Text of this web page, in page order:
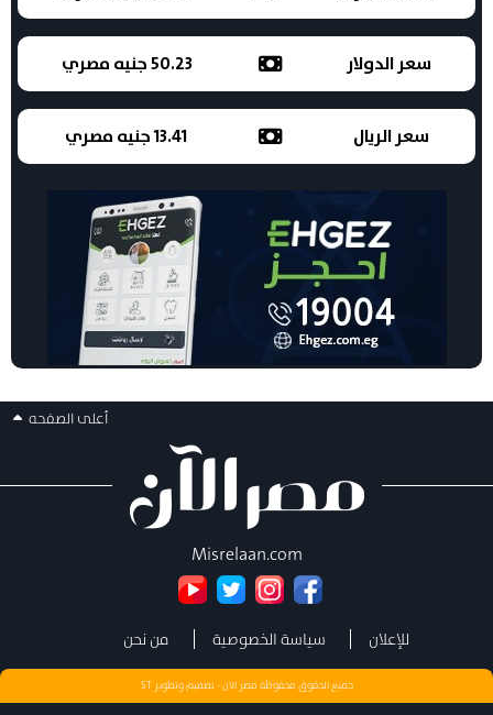
سعر الدولار 50.23 جنيه مصري
سعر الريال 13.41 جنيه مصري
أعلى الصفحه
Misrelaan.com
للإعلان سياسة الخصوصية من نحن
جميع الحقوق محفوظة مصر الان - تصميم وتطويرST